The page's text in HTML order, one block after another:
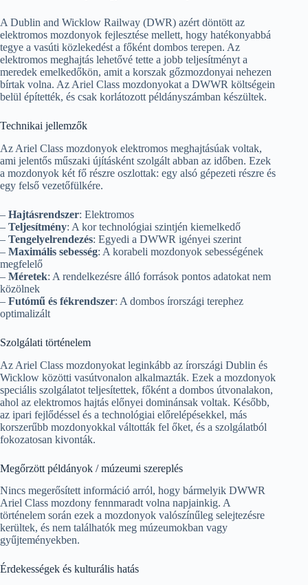
A Dublin and Wicklow Railway (DWR) azért döntött az
elektromos mozdonyok fejlesztése mellett, hogy hatékonyabbá
tegye a vasúti közlekedést a főként dombos terepen. Az
elektromos meghajtás lehetővé tette a jobb teljesítményt a
meredek emelkedőkön, amit a korszak gőzmozdonyai nehezen
bírtak volna. Az Ariel Class mozdonyokat a DWWR költségein
belül építették, és csak korlátozott példányszámban készültek.
Technikai jellemzők
Az Ariel Class mozdonyok elektromos meghajtásúak voltak,
ami jelentős műszaki újításként szolgált abban az időben. Ezek
a mozdonyok két fő részre oszlottak: egy alsó gépezeti részre és
egy felső vezetőfülkére.
– Hajtásrendszer: Elektromos
– Teljesítmény: A kor technológiai szintjén kiemelkedő
– Tengelyelrendezés: Egyedi a DWWR igényei szerint
– Maximális sebesség: A korabeli mozdonyok sebességének
megfelelő
– Méretek: A rendelkezésre álló források pontos adatokat nem
közölnek
– Futómű és fékrendszer: A dombos írországi terephez
optimalizált
Szolgálati történelem
Az Ariel Class mozdonyokat leginkább az írországi Dublin és
Wicklow közötti vasútvonalon alkalmazták. Ezek a mozdonyok
speciális szolgálatot teljesítettek, főként a dombos útvonalakon,
ahol az elektromos hajtás előnyei dominánsak voltak. Később,
az ipari fejlődéssel és a technológiai előrelépésekkel, más
korszerűbb mozdonyokkal váltották fel őket, és a szolgálatból
fokozatosan kivonták.
Megőrzött példányok / múzeumi szereplés
Nincs megerősített információ arról, hogy bármelyik DWWR
Ariel Class mozdony fennmaradt volna napjainkig. A
történelem során ezek a mozdonyok valószínűleg selejtezésre
kerültek, és nem találhatók meg múzeumokban vagy
gyűjteményekben.
Érdekességek és kulturális hatás